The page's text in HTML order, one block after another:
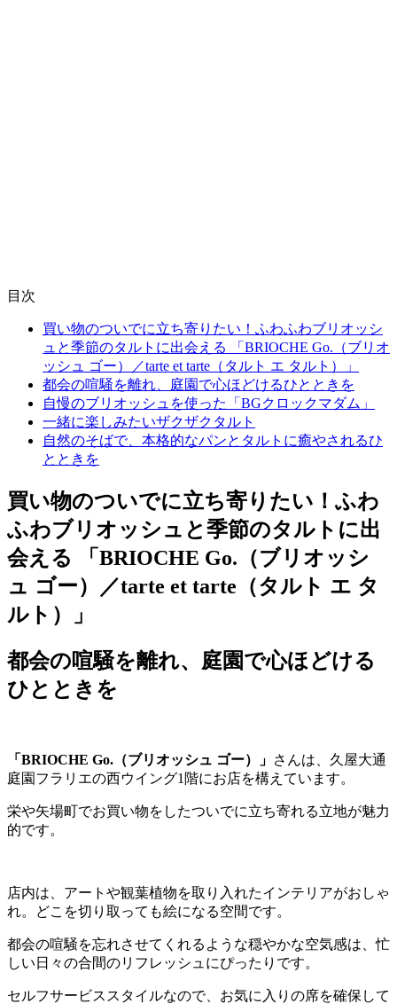
目次
買い物のついでに立ち寄りたい！ふわふわブリオッシ
ュと季節のタルトに出会える 「BRIOCHE Go.（ブリオ
ッシュ ゴー）／tarte et tarte（タルト エ タルト）」
都会の喧騒を離れ、庭園で心ほどけるひとときを
自慢のブリオッシュを使った「BGクロックマダム」
一緒に楽しみたいザクザクタルト
自然のそばで、本格的なパンとタルトに癒やされるひ
とときを
買い物のついでに立ち寄りたい！ふわ
ふわブリオッシュと季節のタルトに出
会える 「BRIOCHE Go.（ブリオッシ
ュ ゴー）／tarte et tarte（タルト エ タ
ルト）」
都会の喧騒を離れ、庭園で心ほどける
ひとときを
「BRIOCHE Go.（ブリオッシュ ゴー）」 さんは、久屋大通
庭園フラリエの西ウイング1階にお店を構えています。
栄や矢場町でお買い物をしたついでに立ち寄れる立地が魅力
的です。
店内は、アートや観葉植物を取り入れたインテリアがおしゃ
れ。
どこを切り取っても絵になる空間です。
都会の喧騒を忘れさせてくれるような穏やかな空気感は、忙
しい日々の合間のリフレッシュにぴったりです。
セルフサービススタイルなので、お気に入りの席を確保して